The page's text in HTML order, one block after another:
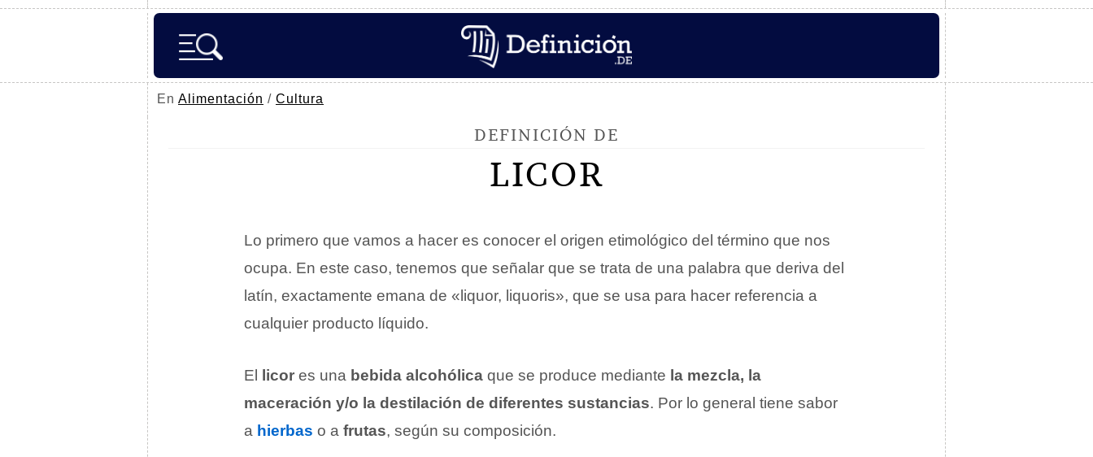
En Alimentación / Cultura
DEFINICIÓN DE
LICOR
Lo primero que vamos a hacer es conocer el origen etimológico del término que nos
ocupa. En este caso, tenemos que señalar que se trata de una palabra que deriva del
latín, exactamente emana de «liquor, liquoris», que se usa para hacer referencia a
cualquier producto líquido.
El licor es una bebida alcohólica que se produce mediante la mezcla, la
maceración y/o la destilación de diferentes sustancias. Por lo general tiene sabor
a hierbas o a frutas, según su composición.